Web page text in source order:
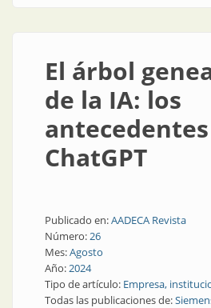
El árbol
de la IA: los
ChatGPT
Publicado en:AADECA Revista
Número:26
Mes:Agosto
Año:2024
Tipo de artículo: Empresa,
Todas las publicaciones de: